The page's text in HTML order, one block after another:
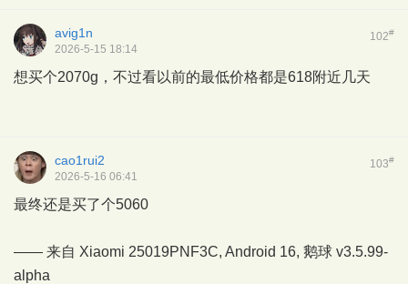
102#
avig1n
2026-5-15 18:14
想买个2070g，不过看以前的最低价格都是618附近几天
103#
cao1rui2
2026-5-16 06:41
最终还是买了个5060
—— 来自 Xiaomi 25019PNF3C, Android 16, 鹅球 v3.5.99-
alpha